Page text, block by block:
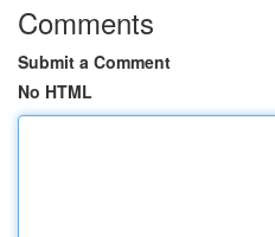
Comments
Submit a Comment
No HTML